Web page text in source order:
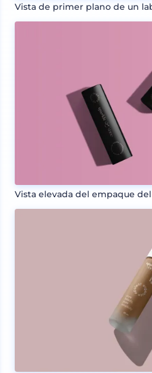
Vista de primer plano de un
Vista elevada del empaque